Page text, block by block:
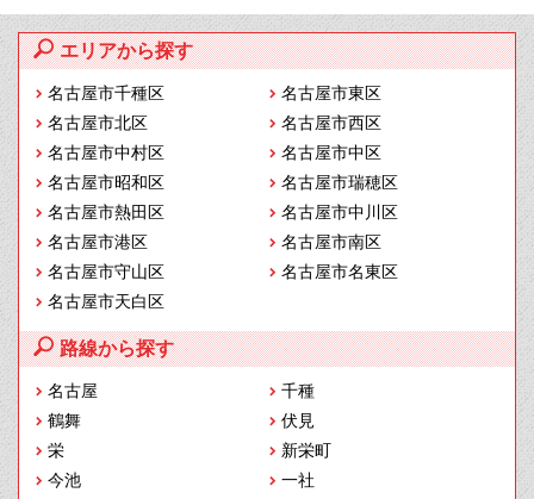
エリアから探す
名古屋市千種区
名古屋市東区
名古屋市北区
名古屋市西区
名古屋市中村区
名古屋市中区
名古屋市昭和区
名古屋市瑞穂区
名古屋市熱田区
名古屋市中川区
名古屋市港区
名古屋市南区
名古屋市守山区
名古屋市名東区
名古屋市天白区
路線から探す
名古屋
千種
鶴舞
伏見
栄
新栄町
今池
一社